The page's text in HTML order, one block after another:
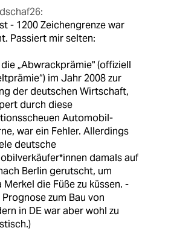
- 1200 Zeichengrenze war
Passiert mir selten:
„Abwrackprämie" (offiziell
im Jahr 2008 zur
der deutschen Wirtschaft,
durch diese
Automobil-
war ein Fehler. Allerdings
deutsche
damals auf
Berlin gerutscht, um
Merkel die Füße zu küssen. -
Prognose zum Bau von
in DE war aber wohl zu